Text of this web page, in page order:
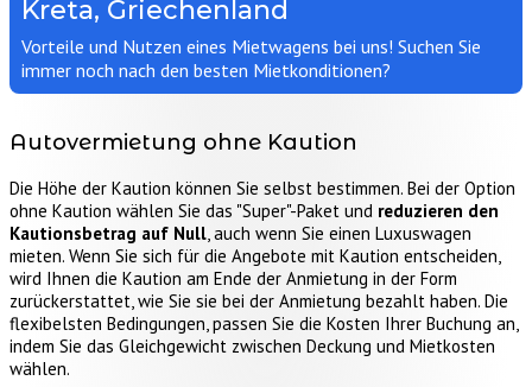
Kreta, Griechenland
Vorteile und Nutzen eines Mietwagens bei uns! Suchen Sie
immer noch nach den besten Mietkonditionen?
Autovermietung ohne Kaution
Die Höhe der Kaution können Sie selbst bestimmen. Bei der Option
ohne Kaution wählen Sie das "Super"-Paket und reduzieren den
Kautionsbetrag auf Null, auch wenn Sie einen Luxuswagen
mieten. Wenn Sie sich für die Angebote mit Kaution entscheiden,
wird Ihnen die Kaution am Ende der Anmietung in der Form
zurückerstattet, wie Sie sie bei der Anmietung bezahlt haben. Die
flexibelsten Bedingungen, passen Sie die Kosten Ihrer Buchung an,
indem Sie das Gleichgewicht zwischen Deckung und Mietkosten
wählen.